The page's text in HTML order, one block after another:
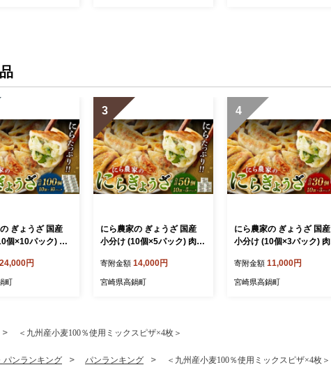
ぎょうざ 国産
個×10パック) 肉
豚肉 野菜 加工品
24,000円
町
3
にら農家の ぎょうざ 国産
小分け (10個×5パック) 肉
ルメ 冷凍 豚肉 野菜 加工品
寄附金額 14,000円
宮崎県高鍋町
4
にら農家の ぎょうざ 国産
小分け (10個×3パック) 肉
ルメ 冷凍 豚肉 野菜 加工品
寄附金額 11,000円
宮崎県高鍋町
＜九州産小麦100％使用ミックスピザ×4枚＞
パンランキング パンランキング ＜九州産小麦100％使用ミックスピザ×4枚＞